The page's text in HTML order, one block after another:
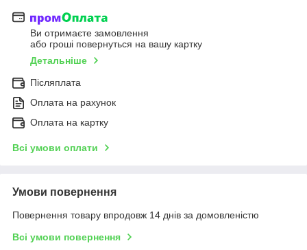
Ви отримаєте замовлення
або гроші повернуться на вашу картку
Детальніше
Післяплата
Оплата на рахунок
Оплата на картку
Всі умови оплати
Умови повернення
Повернення товару впродовж 14 днів за домовленістю
Всі умови повернення